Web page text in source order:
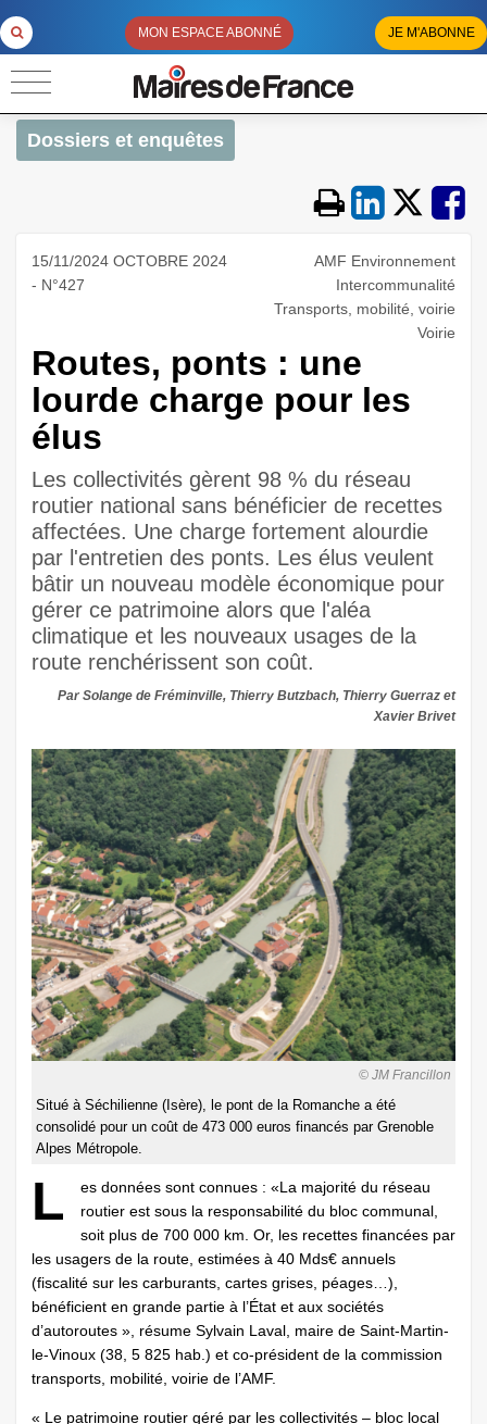
MON ESPACE ABONNÉ JE M'ABONNE
Dossiers et enquêtes
15/11/2024 OCTOBRE 2024
- N°427
AMF Environnement
Intercommunalité
Transports, mobilité, voirie
Voirie
Routes, ponts : une
lourde charge pour les
élus
Les collectivités gèrent 98 % du réseau
routier national sans bénéficier de recettes
affectées. Une charge fortement alourdie
par l'entretien des ponts. Les élus veulent
bâtir un nouveau modèle économique pour
gérer ce patrimoine alors que l'aléa
climatique et les nouveaux usages de la
route renchérissent son coût.
Par Solange de Fréminville, Thierry Butzbach, Thierry Guerraz et
Xavier Brivet
© JM Francillon
Situé à Séchilienne (Isère), le pont de la Romanche a été
consolidé pour un coût de 473 000 euros financés par Grenoble
Alpes Métropole.
L
es données sont connues : «La majorité du réseau
routier est sous la responsabilité du bloc communal,
soit plus de 700 000 km. Or, les recettes financées par
les usagers de la route, estimées à 40 Mds€ annuels
(fiscalité sur les carburants, cartes grises, péages…),
bénéficient en grande partie à l’État et aux sociétés
d’autoroutes », résume Sylvain Laval, maire de Saint-Martin-
le-Vinoux (38, 5 825 hab.) et co-président de la commission
transports, mobilité, voirie de l’AMF.
« Le patrimoine routier géré par les collectivités – bloc local